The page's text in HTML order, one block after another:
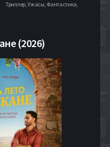
Триллер, Ужасы, Фантастика,
(2026)